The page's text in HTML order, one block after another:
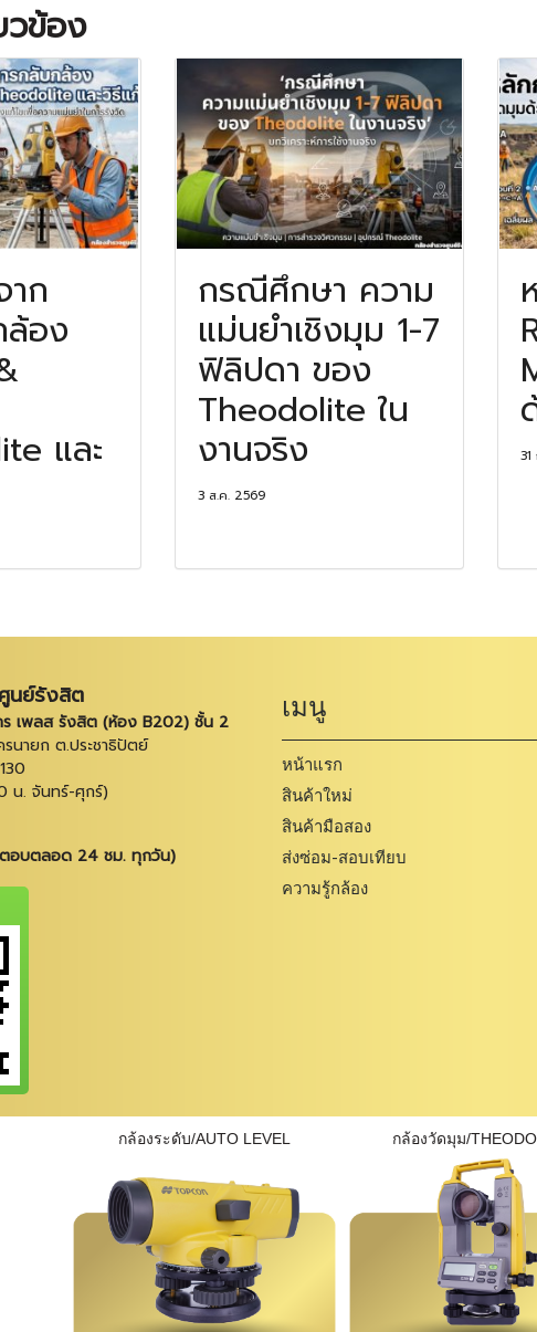
วข้อง
ก
อง
และ
กรณีศึกษา ความ
แม่นยำเชิงมุม 1-7
ฟิลิปดา ของ
Theodolite ใน
งานจริง
3 ส.ค. 2569
นย์รังสิต
เพลส รังสิต (ห้อง B202) ชั้น 2
นายก ต.ประชาธิปัตย์
น. จันทร์-ศุกร์)
อบตลอด 24 ชม. ทุกวัน)
เมนู
หน้าแรก
สินค้าใหม่
สินค้ามือสอง
ส่งซ่อม-สอบเทียบ
ความรู้กล้อง
กล้องระดับ/AUTO LEVEL กล้องวัดมุม/